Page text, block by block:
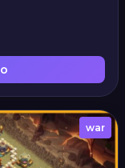
war